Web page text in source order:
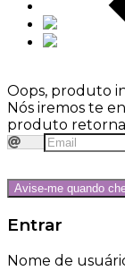
Oops, produto
Nós iremos te
produto
Avise-me quando
Entrar
Nome de